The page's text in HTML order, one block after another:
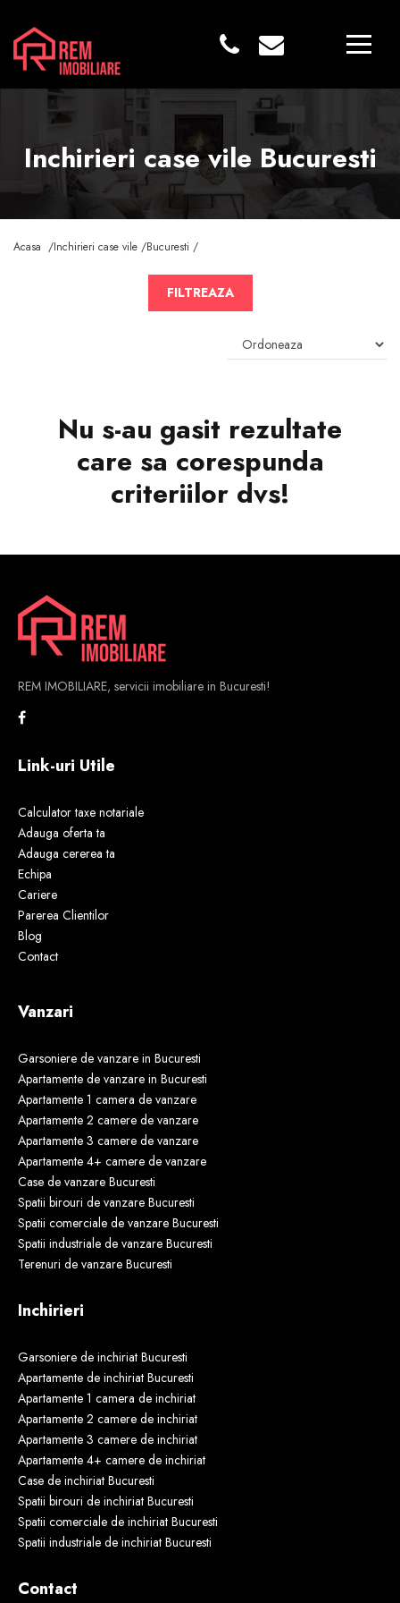
Inchirieri case vile Bucuresti
Acasa /Inchirieri case vile /Bucuresti /
FILTREAZA
Nu s-au gasit rezultate
care sa corespunda
criteriilor dvs!
REM IMOBILIARE, servicii imobiliare in Bucuresti!
Link-uri Utile
Calculator taxe notariale
Adauga oferta ta
Adauga cererea ta
Echipa
Cariere
Parerea Clientilor
Blog
Contact
Vanzari
Garsoniere de vanzare in Bucuresti
Apartamente de vanzare in Bucuresti
Apartamente 1 camera de vanzare
Apartamente 2 camere de vanzare
Apartamente 3 camere de vanzare
Apartamente 4+ camere de vanzare
Case de vanzare Bucuresti
Spatii birouri de vanzare Bucuresti
Spatii comerciale de vanzare Bucuresti
Spatii industriale de vanzare Bucuresti
Terenuri de vanzare Bucuresti
Inchirieri
Garsoniere de inchiriat Bucuresti
Apartamente de inchiriat Bucuresti
Apartamente 1 camera de inchiriat
Apartamente 2 camere de inchiriat
Apartamente 3 camere de inchiriat
Apartamente 4+ camere de inchiriat
Case de inchiriat Bucuresti
Spatii birouri de inchiriat Bucuresti
Spatii comerciale de inchiriat Bucuresti
Spatii industriale de inchiriat Bucuresti
Contact